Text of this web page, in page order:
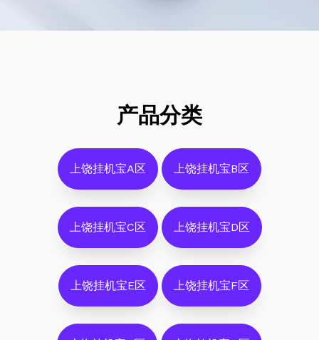
产品分类
上饶挂机宝A区 上饶挂机宝B区
上饶挂机宝C区 上饶挂机宝D区
上饶挂机宝E区 上饶挂机宝F区